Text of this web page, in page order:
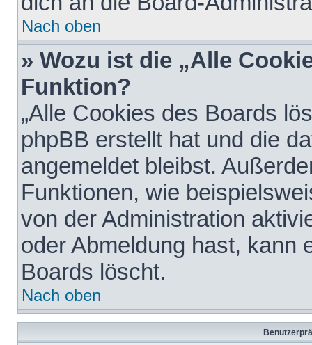
Nach oben
» Wozu ist die „Alle
Funktion?
„Alle Cookies des Boards
phpBB erstellt hat und die
angemeldet bleibst.
Funktionen, wie
von der Administration
oder Abmeldung hast, kann
Boards löscht.
Nach oben